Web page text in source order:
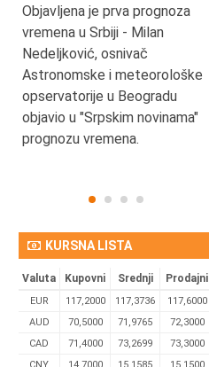
Objavljena je prva prognoza
vremena u Srbiji - Milan
Nedeljković, osnivač
Astronomske i meteorološke
opservatorije u Beogradu
objavio u "Srpskim novinama"
prognozu vremena.
KURSNA LISTA
Valuta Kupovni Srednji Prodajni
EUR 117,2000 117,3736
117,6000
AUD
70,5000 71,9765
72,3000
CAD
71,4000 73,2699
73,3000
CNY
14,7000 15,1585 15,1500